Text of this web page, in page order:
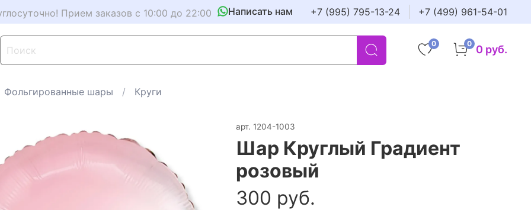
Прием заказов с 10:00 до 22:00 Написать нам +7 (995) 795-13-24 +7 (499) 961-54-01
0 0 0 руб.
Фольгированные шары Круги
арт. 1204-1003
Шар Круглый Градиент
розовый
300 руб.